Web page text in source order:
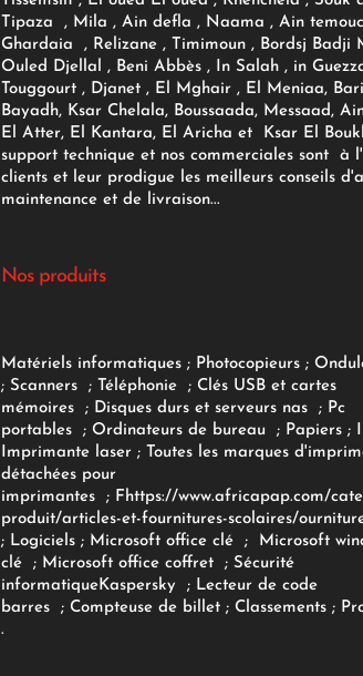
Tipaza , Mila , Ain defla , Naama , Ain
Ghardaia , Relizane , Timimoun , Bordsj Badji
Ouled Djellal , Beni Abbès , In Salah , in
Touggourt , Djanet , El Mghair , El Meniaa,
Bayadh, Ksar Chelala, Boussaada, Messaad,
El Atter, El Kantara, El Aricha et Ksar El
support technique et nos commerciales sont à
clients et leur prodigue les meilleurs conseils
maintenance et de livraison...
Nos produits
Matériels informatiques; Photocopieurs;
; Scanners ; Téléphonie ; Clés USB et cartes
mémoires
; Disques durs et serveurs nas ; Pc
portables
; Ordinateurs de bureau ; Papiers;
Imprimante laser; Toutes les marques
détachées pour
imprimantes
; F https://www.africapap.com/
produit/articles-et-fournitures-scolaires/
; Logiciels ; Microsoft office clé ;
Microsoft
clé; Microsoft office coffret ; Sécurité
informatiqueKaspersky ; Lecteur de code
barres
; Compteuse de billet; Classements ;
.